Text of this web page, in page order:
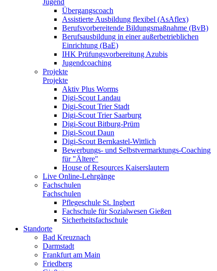
Jugend
Übergangscoach
Assistierte Ausbildung flexibel (AsAflex)
Berufsvorbereitende Bildungsmaßnahme (BvB)
Berufsausbildung in einer außerbetrieblichen
Einrichtung (BaE)
IHK Prüfungsvorbereitung Azubis
Jugendcoaching
Projekte
Projekte
Aktiv Plus Worms
Digi-Scout Landau
Digi-Scout Trier Stadt
Digi-Scout Trier Saarburg
Digi-Scout Bitburg-Prüm
Digi-Scout Daun
Digi-Scout Bernkastel-Wittlich
Bewerbungs- und Selbstvermarktungs-Coaching
für "Ältere"
House of Resources Kaiserslautern
Live Online-Lehrgänge
Fachschulen
Fachschulen
Pflegeschule St. Ingbert
Fachschule für Sozialwesen Gießen
Sicherheitsfachschule
Standorte
Bad Kreuznach
Darmstadt
Frankfurt am Main
Friedberg